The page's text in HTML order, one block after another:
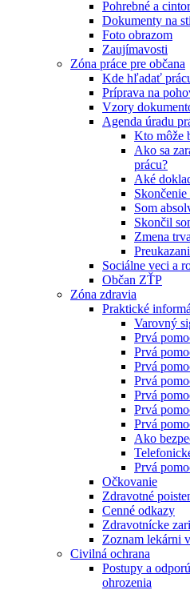
Pohrebné a
Dokumenty na
Foto obrazom
Zaujímavosti
Zóna práce pre občana
Kde hľadať
Príprava na
Vzory
Agenda úradu
Kto môže
Ako sa
prácu?
Aké
Som
Skončil
Zmena
Sociálne veci a
Občan ZŤP
Zóna zdravia
Praktické
Varovný
Prvá
Prvá
Prvá
Prvá
Prvá
Prvá
Prvá
Ako
Prvá
Očkovanie
Zdravotné
Cenné odkazy
Zdravotnícke
Zoznam lekárni
Civilná ochrana
Postupy a
ohrozenia